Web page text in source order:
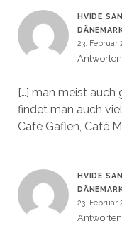
HVIDE
23. Februar
Antworten
[…] man meist auch
findet man auch
Café Gaflen, Café
HVIDE
23. Februar
Antworten